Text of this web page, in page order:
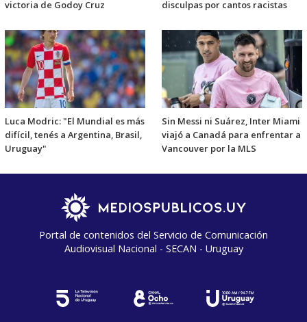
victoria de Godoy Cruz
disculpas por cantos racistas
Luca Modric: "El Mundial es más
difícil, tenés a Argentina, Brasil,
Uruguay"
Sin Messi ni Suárez, Inter Miami
viajó a Canadá para enfrentar a
Vancouver por la MLS
Portal de contenidos del Servicio de Comunicación
Audiovisual Nacional - SECAN - Uruguay